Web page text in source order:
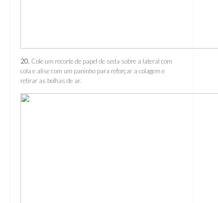
20. Cole um recorte de papel de seda sobre a lateral com
cola e alise com um paninho para reforçar a colagem e
retirar as bolhas de ar.